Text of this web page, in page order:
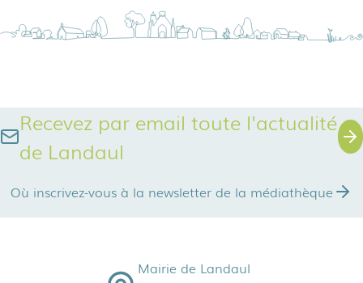
Recevez par email toute l'actualité
de Landaul
Où inscrivez-vous à la newsletter de la médiathèque
Mairie de Landaul